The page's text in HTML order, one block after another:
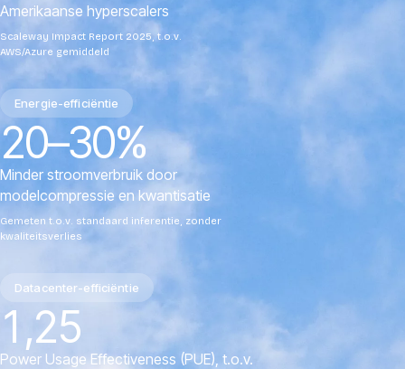
Amerikaanse hyperscalers
Scaleway Impact Report 2025, t.o.v.
AWS/Azure gemiddeld
Energie-efficiëntie
20–30%
Minder stroomverbruik door
modelcompressie en kwantisatie
Gemeten t.o.v. standaard inferentie, zonder
kwaliteitsverlies
Datacenter-efficiëntie
1,25
Power Usage Effectiveness (PUE), t.o.v.